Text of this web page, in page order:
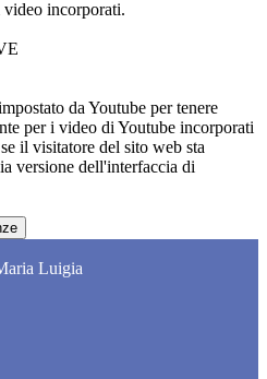
incorporati.
da Youtube per tenere
per i video di Youtube incorporati
il visitatore del sito web sta
versione dell'interfaccia di
Luigia